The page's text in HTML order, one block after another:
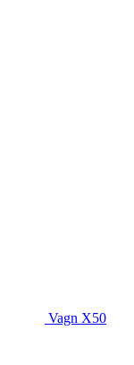
Vagn X50